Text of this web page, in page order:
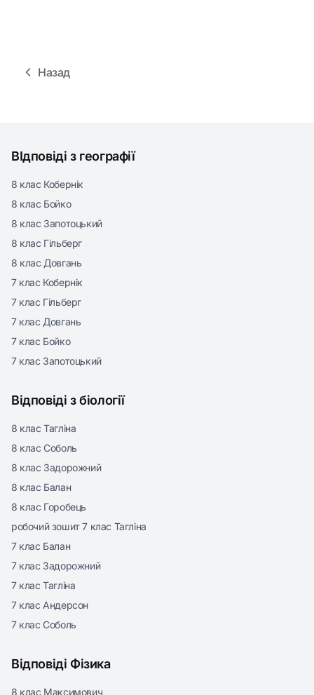
Назад
ВІдповіді з географії
8 клас Кобернік
8 клас Бойко
8 клас Запотоцький
8 клас Гільберг
8 клас Довгань
7 клас Кобернік
7 клас Гільберг
7 клас Довгань
7 клас Бойко
7 клас Запотоцький
Відповіді з біології
8 клас Тагліна
8 клас Соболь
8 клас Задорожний
8 клас Балан
8 клас Горобець
робочий зошит 7 клас Тагліна
7 клас Балан
7 клас Задорожний
7 клас Тагліна
7 клас Андерсон
7 клас Соболь
Відповіді Фізика
8 клас Максимович